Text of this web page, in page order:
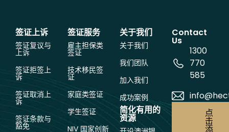
签证上诉
签证复议与
上诉
签证拒签上
诉
签证取消上
诉
签证条款与
豁免
签证服务
雇主担保类
签证
技术移民签
证
家庭类签证
学生签证
NIV 国家创新
关于我们
关于我们
我们团队
加入我们
成功案例
简化有用的
资源
Contact
Us
1300
770
585
点
击
添